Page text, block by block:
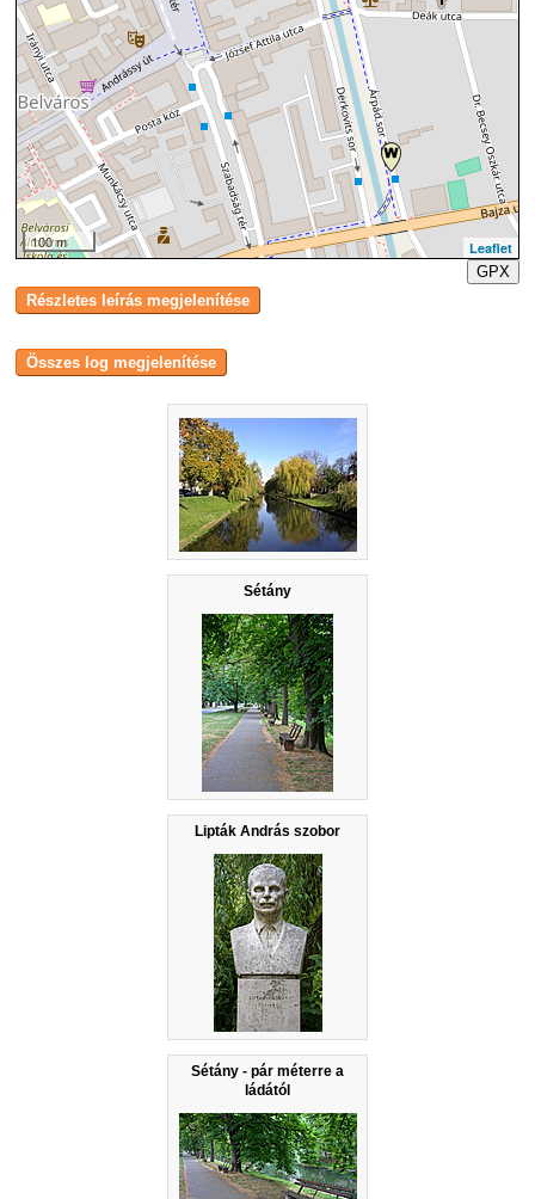
Sétány
Lipták András szobor
Sétány - pár méterre a
ládától
100 m
Leaflet
GPX